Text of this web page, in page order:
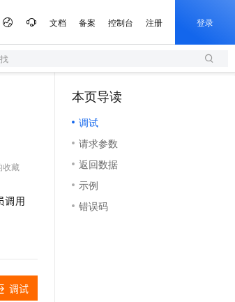
文档 备案 控制台 注册 登录
收藏
调用
调试
本页导读
调试
请求参数
返回数据
示例
错误码
语音识别与合成
Qwen3-TTS-Flash
全托管，含MySQL、PostgreSQL、SQL Server、MariaDB多引擎
轻量应用服务器
数字证书管理服务（原SSL证书）
实现全站HTTPS，呈现可信的WEB访问
短信服务
HOT
从聊天伙伴进化为能主动干活的本地数字员工
一句话生成原生可编辑精美 PPT 文稿
输入一句话想法, 轻松生成专业的 PPT
一键部署幻兽帕鲁游戏服务器
一键购买专属联机服务器，轻松开启游戏
漫剧工坊：一站式动画创作平台
快速生产连贯的高质量长漫剧
全链路生产力
告素材
频高效生成
AI 活动
AI 生产力先锋
先锋实践拓展 AI 生产力的边界
飞天发布时刻
所见，即是所愿
AI 实训营
从基础到进阶，Agent 创客手把手教你
阿里云 OPC 创新助力计划
Token 补贴，五大权
益加速 OPC 成功
专业服务
公司注册
上云迁移
服务伙伴合作计划
Al MaaS 服务伙伴赋能合作
伙伴信用分合作计划
更多支持
合作伙伴培训与认证
开发者社区
镜像站
加入我们
校园招聘